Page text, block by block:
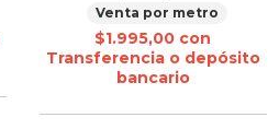
Venta por metro
$1.995,00 con
Transferencia o depósito
bancario